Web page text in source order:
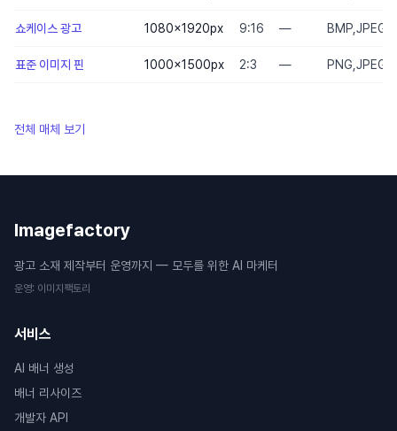
쇼케이스 광고 1080×1920px 9:16 —
표준 이미지 핀 1000×1500px 2:3 — PNG,JPEG
전체 매체 보기
Imagefactory
광고 소재 제작부터 운영까지 — 모두를 위한 AI 마케터
운영: 이미지팩토리
서비스
AI 배너 생성
배너 리사이즈
개발자 API